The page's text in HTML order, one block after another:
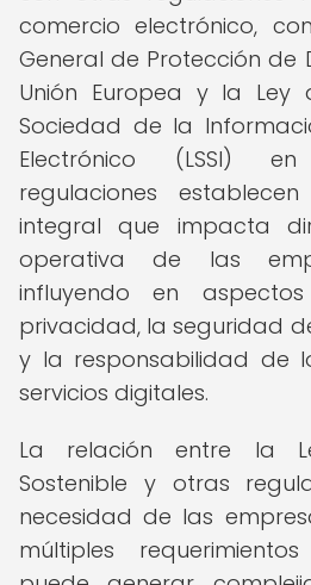
comercio electrónico,
General de Protección de
Unión Europea y la Ley
Sociedad de la
Electrónico (LSSI)
regulaciones
integral que impacta
operativa de las
influyendo en
privacidad, la seguridad
y la responsabilidad de
servicios digitales.
La relación entre la
Sostenible y otras
necesidad de las
múltiples